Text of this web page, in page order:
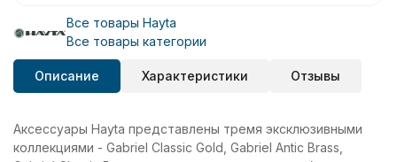
Все товары Hayta
Все товары категории
Описание Характеристики Отзывы
Аксессуары Hayta представлены тремя эксклюзивными
коллекциями - Gabriel Classic Gold, Gabriel Antic Brass,